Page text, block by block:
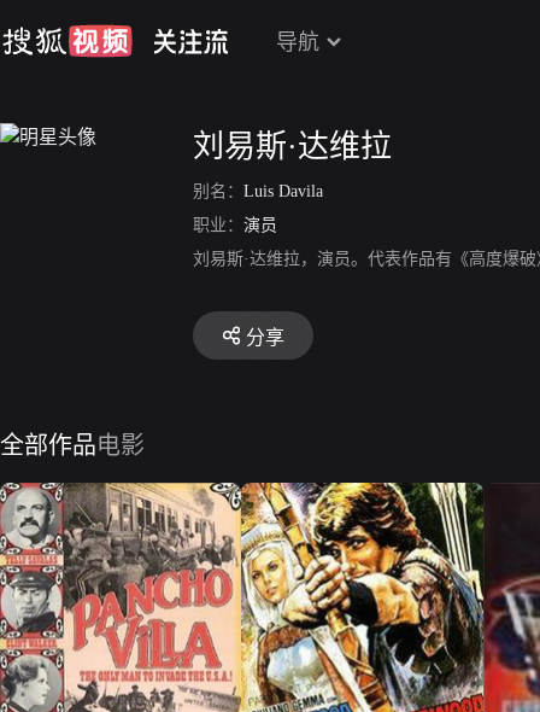
导航
刘易斯·达维拉
别名： Luis Davila
职业： 演员
刘易斯·达维拉，演员。代表作品有《高度爆
分享
全部作品电影